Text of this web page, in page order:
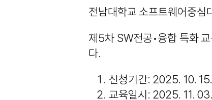
전남대학교 소프트웨어중심
제5차 SW전공•융합 특화
다.
신청기간: 2025. 10.
교육일시: 2025. 11.